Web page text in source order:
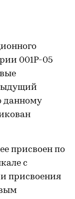
001Р-05
данному
присвоен по
с
присвоения